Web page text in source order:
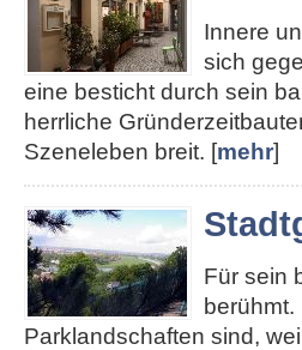
Innere
sich
eine besticht durch sein
herrliche
Szeneleben breit. [mehr]
Für sein
Parklandschaften sind,